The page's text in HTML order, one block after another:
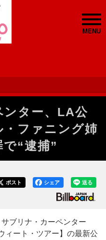
MENU
ンター、LA公
ファニング姉
“逮捕”
送る
シェア
ポスト
ブリナ・カーペンター
ィート・ツアー】の最新公